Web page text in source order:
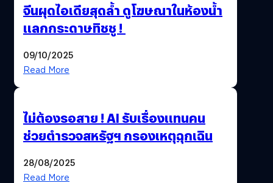
จีนผุดไอเดียสุดล้ำ ดูโฆษณาในห้องน้ำ
แลกกระดาษทิชชู !
09/10/2025
Read More
ไม่ต้องรอสาย ! AI รับเรื่องแทนคน
ช่วยตำรวจสหรัฐฯ กรองเหตุฉุกเฉิน
28/08/2025
Read More